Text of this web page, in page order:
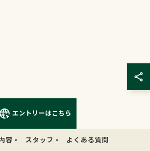
エントリーはこちら
容 スタッフ よくある質問